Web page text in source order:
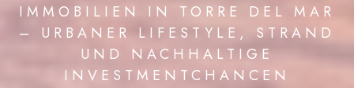
IMMOBILIEN IN TORRE DEL MAR
– URBANER LIFESTYLE, STRAND
UND NACHHALTIGE
INVESTMENTCHANCEN